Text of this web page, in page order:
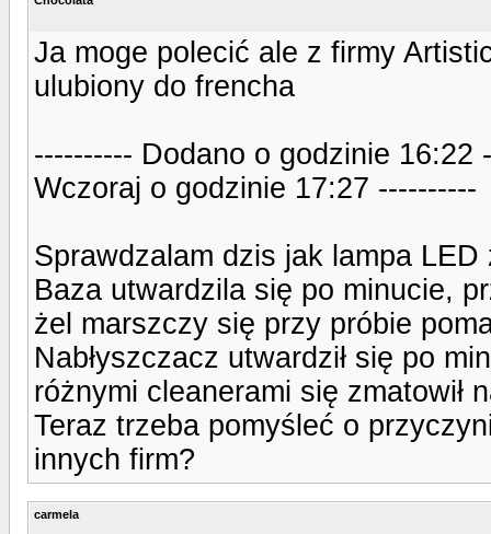
Ja moge polecić ale z firmy
ulubiony do frencha
---------- Dodano o godzinie 16:22
Wczoraj o godzinie 17:27 ----------
Sprawdzalam dzis jak lampa
Baza utwardzila się po minucie,
żel marszczy się przy próbie
Nabłyszczacz utwardził się po
różnymi cleanerami się zmatowił
Teraz trzeba pomyśleć o
innych firm?
carmela